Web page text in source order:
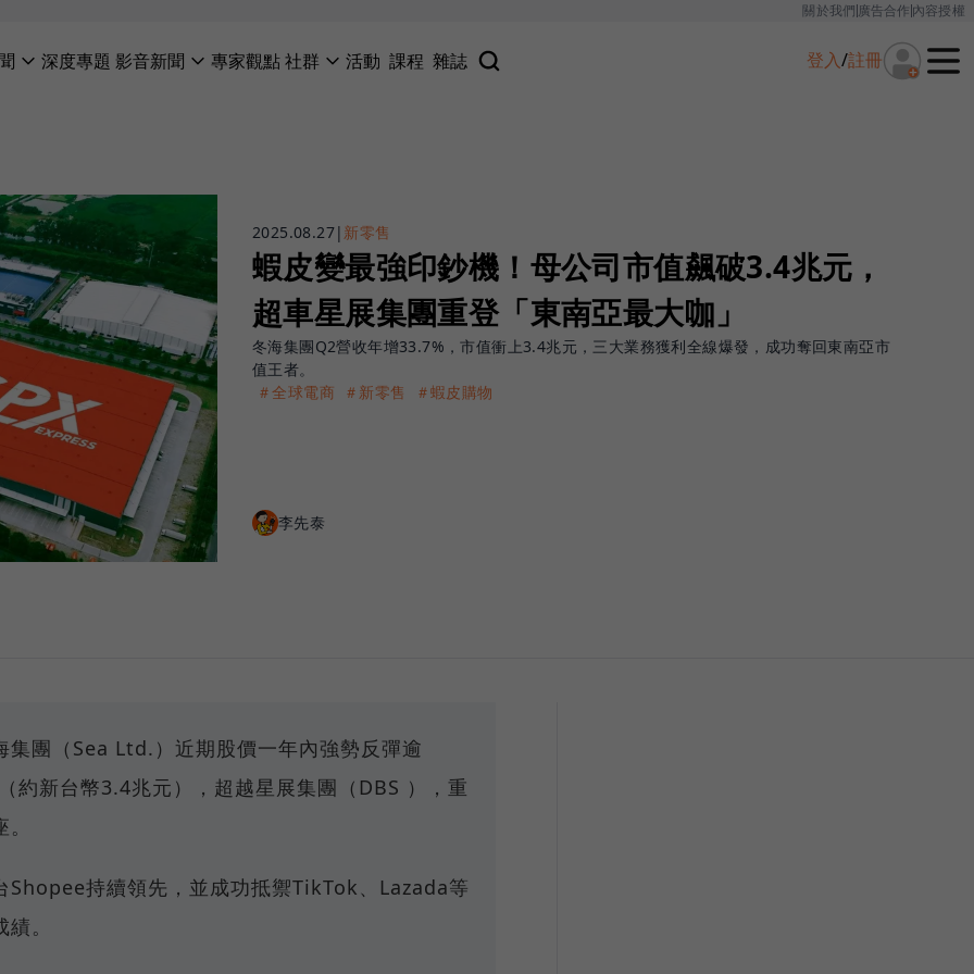
關於我們廣告合作內容授權
深度專題 影音新聞 專家觀點社群 活動 課程 雜誌 登入/註冊
2025.08.27| 新零售
蝦皮變最強印鈔機！母公司市值飆破3.4兆元，
超車星展集團重登「東南亞最大咖」
冬海集團Q2營收年增33.7%，市值衝上3.4兆元，三大業務獲利全線爆發，成功奪回東南亞市
值王者。
＃全球電商
＃新零售 ＃蝦皮購物
李先泰
集團（Sea Ltd.）近期股價一年內強勢反彈逾
約新台幣3.4兆元），超越星展集團（DBS ），重
Shopee持續領先，並成功抵禦TikTok、Lazada等
。